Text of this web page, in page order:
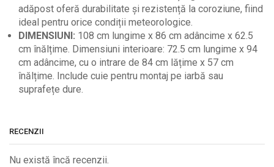
adăpost oferă durabilitate și rezistență la coroziune, fiind
ideal pentru orice condiții meteorologice.
DIMENSIUNI: 108 cm lungime x 86 cm adâncime x 62.5
cm înălțime. Dimensiuni interioare: 72.5 cm lungime x 94
cm adâncime, cu o intrare de 84 cm lățime x 57 cm
înălțime. Include cuie pentru montaj pe iarbă sau
suprafețe dure.
RECENZII
Nu există încă recenzii.